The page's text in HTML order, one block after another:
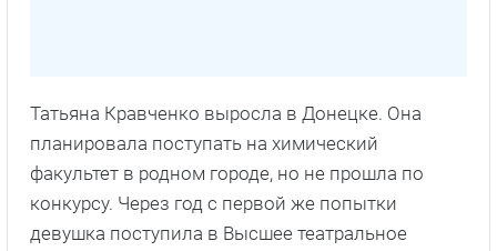
Татьяна Кравченко выросла в Донецке. Она
планировала поступать на химический
факультет в родном городе, но не прошла по
конкурсу. Через год с первой же попытки
девушка поступила в Высшее театральное